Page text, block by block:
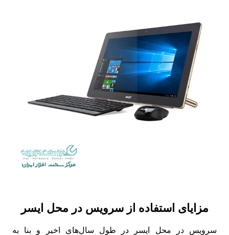
مزایای استفاده از سرویس در محل ایسر
سرویس در محل ایسر در طول سال‌های اخیر و بنا به